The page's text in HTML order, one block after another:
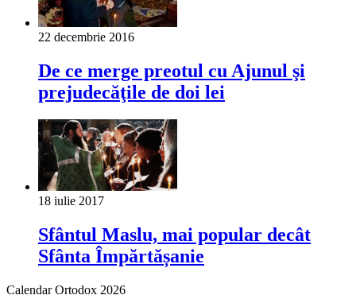
22 decembrie 2016
De ce merge preotul cu Ajunul şi
prejudecăţile de doi lei
18 iulie 2017
Sfântul Maslu, mai popular decât
Sfânta Împărtășanie
Calendar Ortodox 2026